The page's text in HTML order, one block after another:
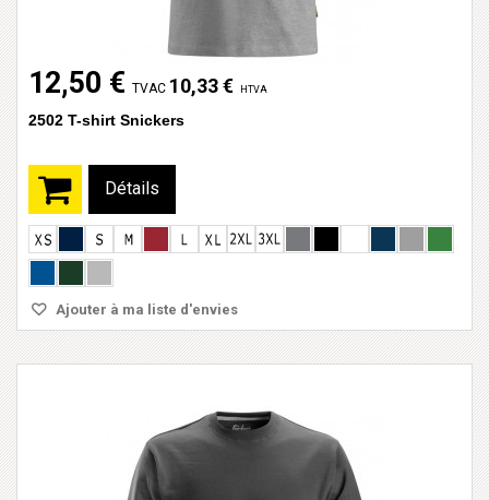
12,50 € TVAC 10,33 € HTVA
2502 T-shirt Snickers
Détails
Ajouter à ma liste d'envies